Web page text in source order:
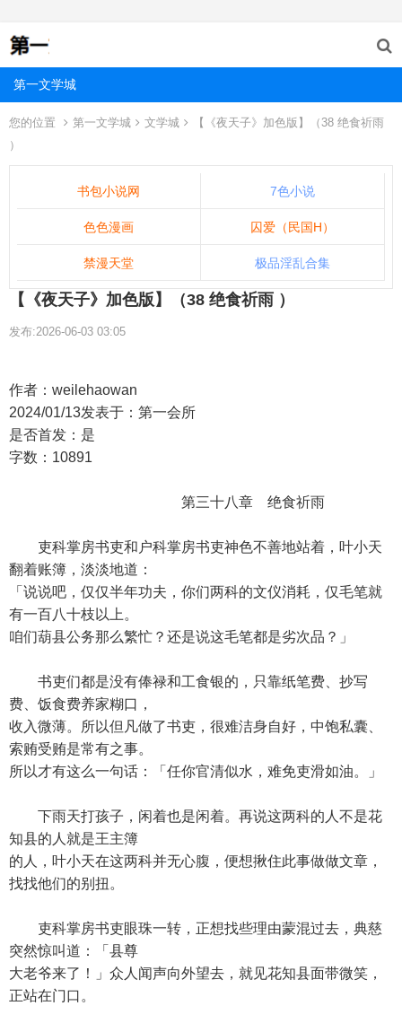
第一文学城
您的位置 第一文学城 文学城
【《夜天子》加色版】（38 绝食祈雨
）
书包小说网 7色小说
色色漫画 囚爱（民国H）
禁漫天堂 极品淫乱合集
【《夜天子》加色版】（38 绝食祈雨 ）
发布:2026-06-03 03:05
作者：weilehaowan
2024/01/13发表于：第一会所
是否首发：是
字数：10891
第三十八章 绝食祈雨
吏科掌房书吏和户科掌房书吏神色不善地站着，叶小天
翻着账簿，淡淡地道：
「说说吧，仅仅半年功夫，你们两科的文仪消耗，仅毛笔就
有一百八十枝以上。
咱们葫县公务那么繁忙？还是说这毛笔都是劣次品？」
书吏们都是没有俸禄和工食银的，只靠纸笔费、抄写
费、饭食费养家糊口，
收入微薄。所以但凡做了书吏，很难洁身自好，中饱私囊、
索贿受贿是常有之事。
所以才有这么一句话：「任你官清似水，难免吏滑如油。」
下雨天打孩子，闲着也是闲着。再说这两科的人不是花
知县的人就是王主簿
的人，叶小天在这两科并无心腹，便想揪住此事做做文章，
找找他们的别扭。
吏科掌房书吏眼珠一转，正想找些理由蒙混过去，典慈
突然惊叫道：「县尊
大老爷来了！」众人闻声向外望去，就见花知县面带微笑，
正站在门口。